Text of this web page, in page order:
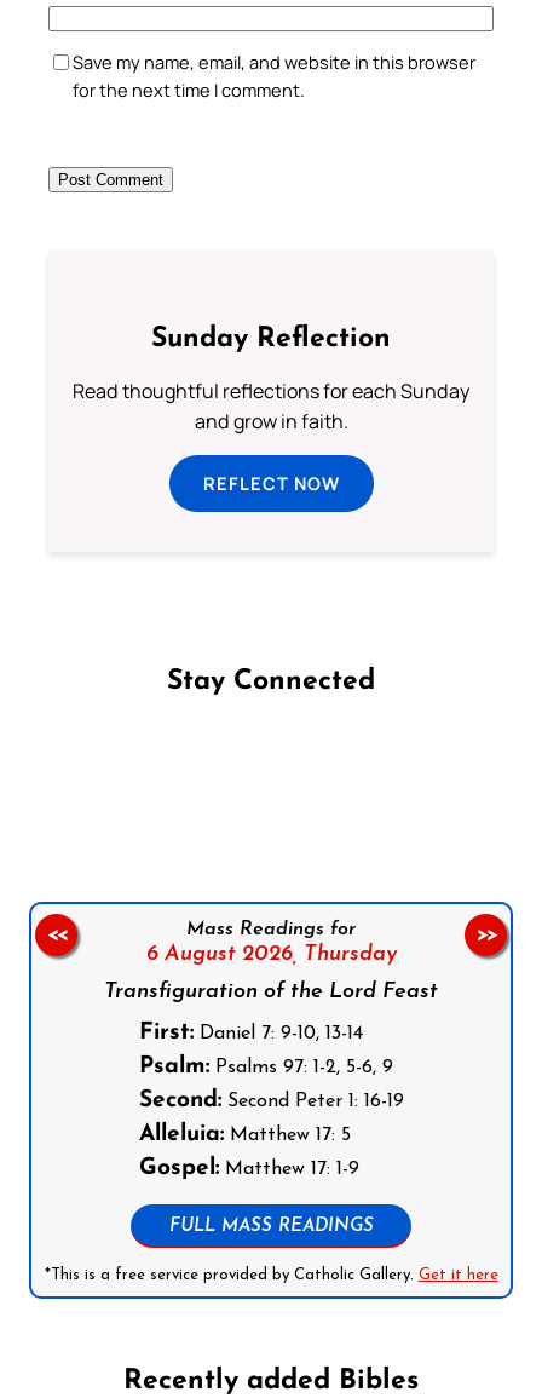
Save my name, email, and website in this browser
for the next time I comment.
Sunday Reflection
Read thoughtful reflections for each Sunday
and grow in faith.
REFLECT NOW
Stay Connected
Mass Readings for
6 August 2026,
Thursday
Transfiguration of the Lord Feast
First:Daniel 7: 9-10, 13-14
Psalm:Psalms 97: 1-2, 5-6, 9
Second:Second Peter 1: 16-19
Alleluia:Matthew 17: 5
Gospel:Matthew 17: 1-9
FULL MASS READINGS
*This is a free service provided by Catholic Gallery. Get it here
<< >>
Recently added Bibles